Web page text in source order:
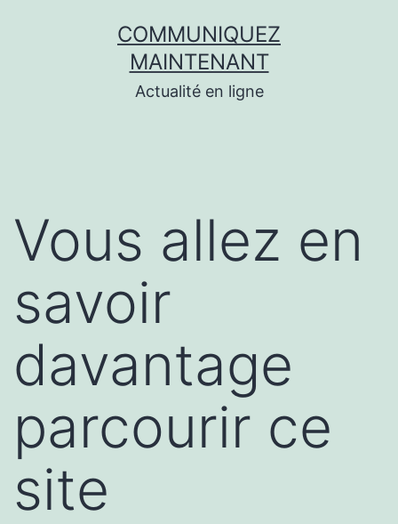
COMMUNIQUEZ
MAINTENANT
Actualité en ligne
Vous allez en
savoir
davantage
parcourir ce
site